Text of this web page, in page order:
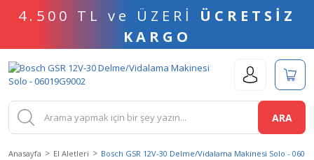
4.500 TL ve ÜZERİ ÜCRETSİZ
KARGO
ARA
Anasayfa El Aletleri Bosch GSR 12V-30 Delme/Vidalama Makinesi Solo -